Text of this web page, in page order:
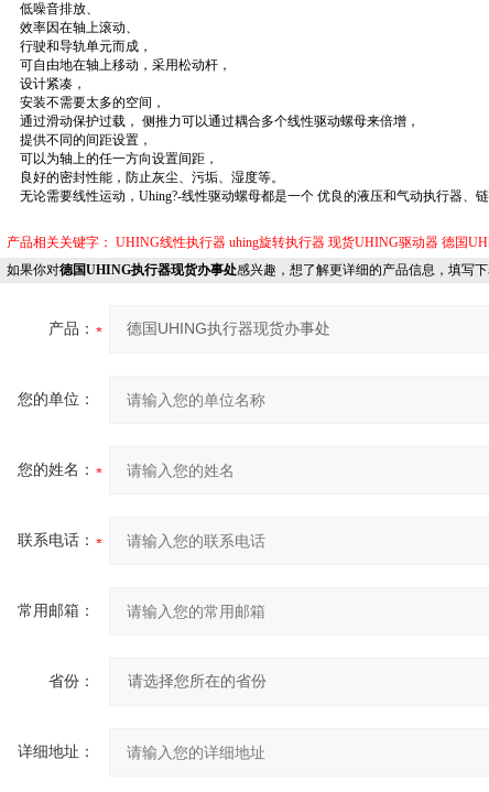
低噪音排放、
效率因在轴上滚动、
行驶和导轨单元而成，
可自由地在轴上移动，采用松动杆，
设计紧凑，
安装不需要太多的空间，
通过滑动保护过载， 侧推力可以通过耦合多个线性驱动螺母来倍增，
提供不同的间距设置，
可以为轴上的任一方向设置间距，
良好的密封性能，防止灰尘、污垢、湿度等。
无论需要线性运动，Uhing?-线性驱动螺母都是一个 优良的液压和气动执行器、
产品相关关键字： UHING线性执行器 uhing旋转执行器 现货UHING驱动器 德国
如果你对德国UHING执行器现货办事处感兴趣，想了解更详细的产品信息，填写
产品：
您的单位：
您的姓名：
联系电话：
常用邮箱：
省份：
详细地址：